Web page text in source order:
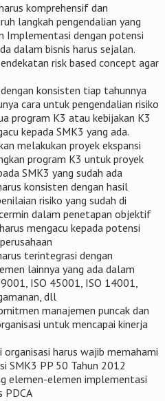
komprehensif dan
langkah pengendalian yang
Implementasi dengan potensi
dalam bisnis harus sejalan.
risk based concept agar
konsisten tiap tahunnya
cara untuk pengendalian risiko
program K3 atau kebijakan K3
kepada SMK3 yang ada.
melakukan proyek ekspansi
program K3 untuk proyek
SMK3 yang sudah ada
konsisten dengan hasil
risiko yang sudah di
dalam penetapan objektif
mengacu kepada potensi
terintegrasi dengan
lainnya yang ada dalam
ISO 45001, ISO 14001,
dll
manajemen puncak dan
untuk mencapai kinerja
organisasi harus wajib memahami
SMK3 PP 50 Tahun 2012
elemen-elemen implementasi
PDCA